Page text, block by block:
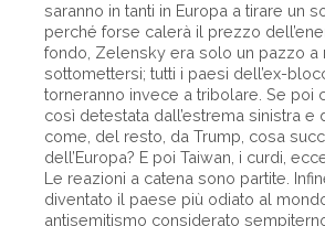
saranno in tanti in Europa a tirare un
perché forse calerà il prezzo
fondo, Zelensky era solo un pazzo a
sottomettersi; tutti i paesi dell’ex-
torneranno invece a tribolare. Se poi
così detestata dall’estrema sinistra e
come, del resto, da Trump, cosa
dell’Europa? E poi Taiwan, i curdi,
Le reazioni a catena sono partite.
diventato il paese più odiato al
antisemitismo considerato